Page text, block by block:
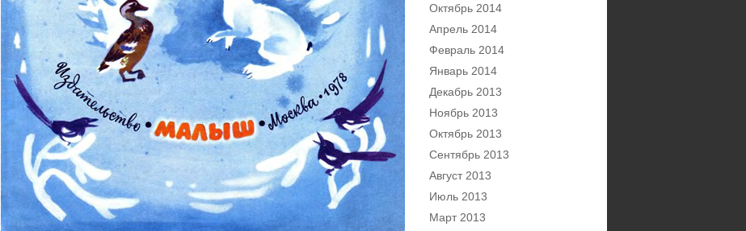
Октябрь 2014
Апрель 2014
Февраль 2014
Январь 2014
Декабрь 2013
Ноябрь 2013
Октябрь 2013
Сентябрь 2013
Август 2013
Июль 2013
Март 2013